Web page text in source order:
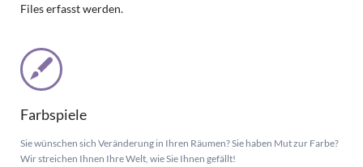
Files erfasst werden.
Farbspiele
Sie wünschen sich Veränderung in Ihren Räumen? Sie haben Mut zur Farbe?
Wir streichen Ihnen Ihre Welt, wie Sie Ihnen gefällt!